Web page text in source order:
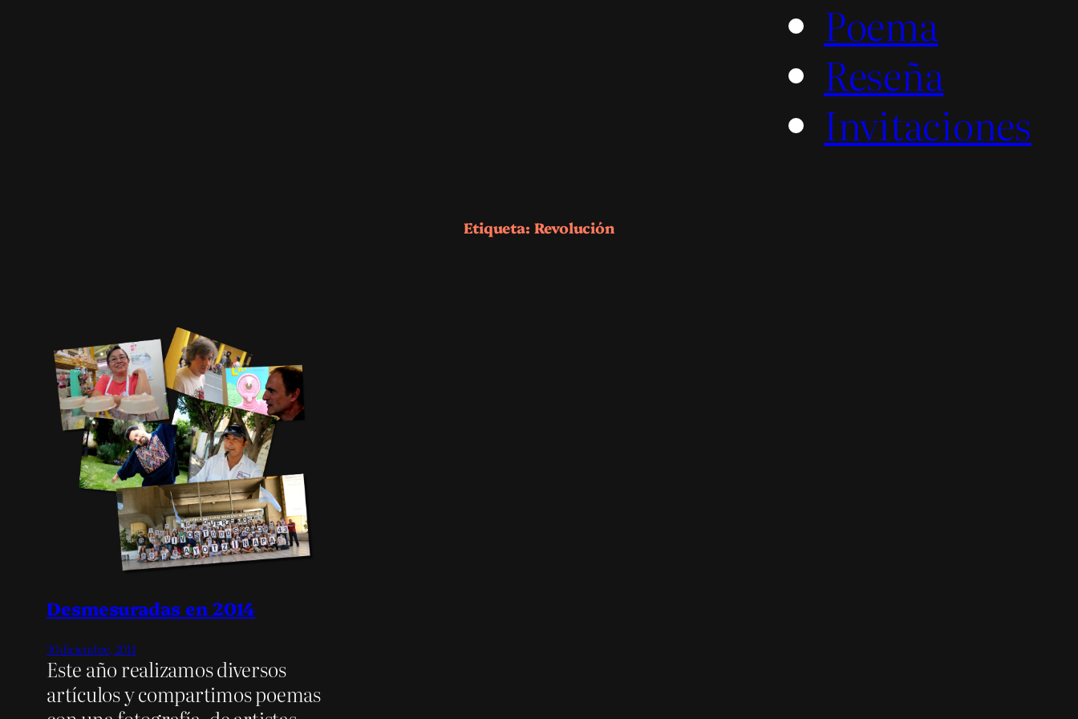
Poema
Reseña
Invitaciones
Etiqueta: Revolución
Desmesuradas en 2014
30 diciembre, 2014
Este año realizamos diversos
artículos y compartimos poemas